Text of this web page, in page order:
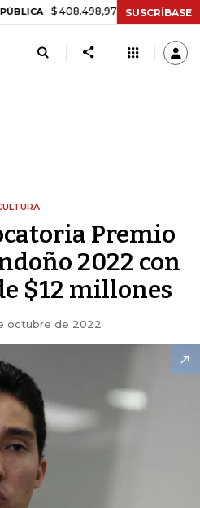
$ 408.498,97 +$ 8.753,81 +2,19%
SUSCRÍBASE
Premio
2022 con
$12 millones
octubre de 2022